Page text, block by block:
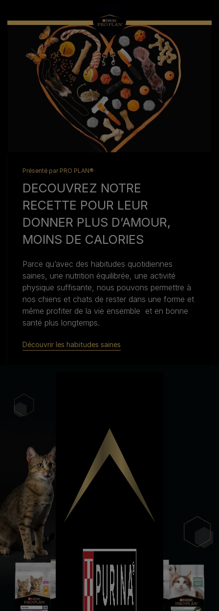
Présenté par PRO PLAN®
DECOUVREZ NOTRE
RECETTE POUR LEUR
DONNER PLUS D’AMOUR,
MOINS DE CALORIES
Parce qu’avec des habitudes quotidiennes
saines, une nutrition équilibrée, une activité
physique suffisante, nous pouvons permettre à
nos chiens et chats de rester dans une forme et
même profiter de la vie ensemble et en bonne
santé plus longtemps.
Découvrir les habitudes saines